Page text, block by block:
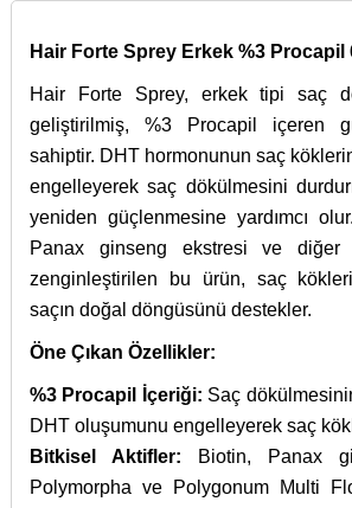
Hair Forte Sprey Erkek %3 Procapil
Hair Forte Sprey, erkek tipi saç
geliştirilmiş, %3 Procapil içeren
sahiptir. DHT hormonunun saç
engelleyerek saç dökülmesini
yeniden güçlenmesine yardımcı
Panax ginseng ekstresi ve diğer
zenginleştirilen bu ürün, saç
saçın doğal döngüsünü destekler.
Öne Çıkan Özellikler:
%3 Procapil İçeriği: Saç
DHT oluşumunu engelleyerek saç
Bitkisel Aktifler: Biotin, Panax
Polymorpha ve Polygonum Multi